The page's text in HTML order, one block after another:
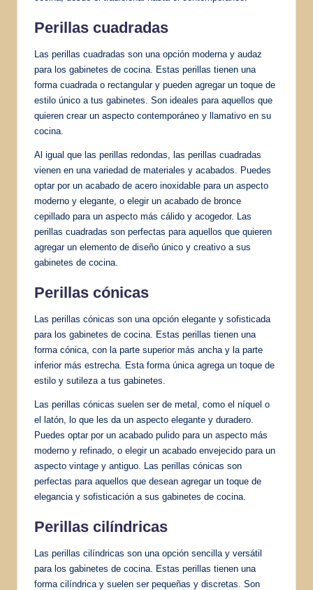
Perillas cuadradas
Las perillas cuadradas son una opción moderna y audaz
para los gabinetes de cocina. Estas perillas tienen una
forma cuadrada o rectangular y pueden agregar un toque de
estilo único a tus gabinetes. Son ideales para aquellos que
quieren crear un aspecto contemporáneo y llamativo en su
cocina.
Al igual que las perillas redondas, las perillas cuadradas
vienen en una variedad de materiales y acabados. Puedes
optar por un acabado de acero inoxidable para un aspecto
moderno y elegante, o elegir un acabado de bronce
cepillado para un aspecto más cálido y acogedor. Las
perillas cuadradas son perfectas para aquellos que quieren
agregar un elemento de diseño único y creativo a sus
gabinetes de cocina.
Perillas cónicas
Las perillas cónicas son una opción elegante y sofisticada
para los gabinetes de cocina. Estas perillas tienen una
forma cónica, con la parte superior más ancha y la parte
inferior más estrecha. Esta forma única agrega un toque de
estilo y sutileza a tus gabinetes.
Las perillas cónicas suelen ser de metal, como el níquel o
el latón, lo que les da un aspecto elegante y duradero.
Puedes optar por un acabado pulido para un aspecto más
moderno y refinado, o elegir un acabado envejecido para un
aspecto vintage y antiguo. Las perillas cónicas son
perfectas para aquellos que desean agregar un toque de
elegancia y sofisticación a sus gabinetes de cocina.
Perillas cilíndricas
Las perillas cilíndricas son una opción sencilla y versátil
para los gabinetes de cocina. Estas perillas tienen una
forma cilíndrica y suelen ser pequeñas y discretas. Son